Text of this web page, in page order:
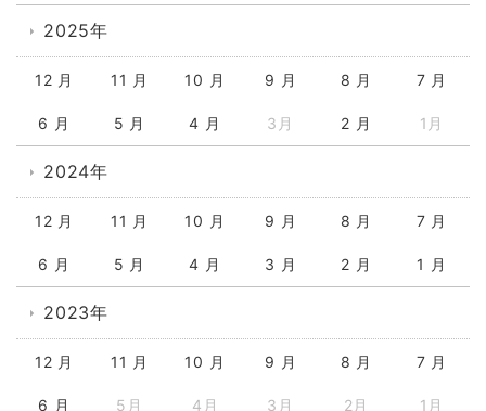
2025年
12 月 11 月 10 月 9 月 8 月 7 月
6 月 5 月 4 月 3月 2 月 1月
2024年
12 月 11 月 10 月 9 月 8 月 7 月
6 月 5 月 4 月 3 月 2 月 1 月
2023年
12 月 11 月 10 月 9 月 8 月 7 月
6 月 5月 4月 3月 2月 1月